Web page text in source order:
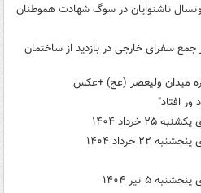
ناشنوایان در سوگ شهادت هموطنان
سفرای خارجی در بازدید از ساختمان
میدان ولیعصر (عج) +عکس
افتاد"
۱۴۰۴
خرداد ۱۴۰۴
۵ تیر ۱۴۰۴